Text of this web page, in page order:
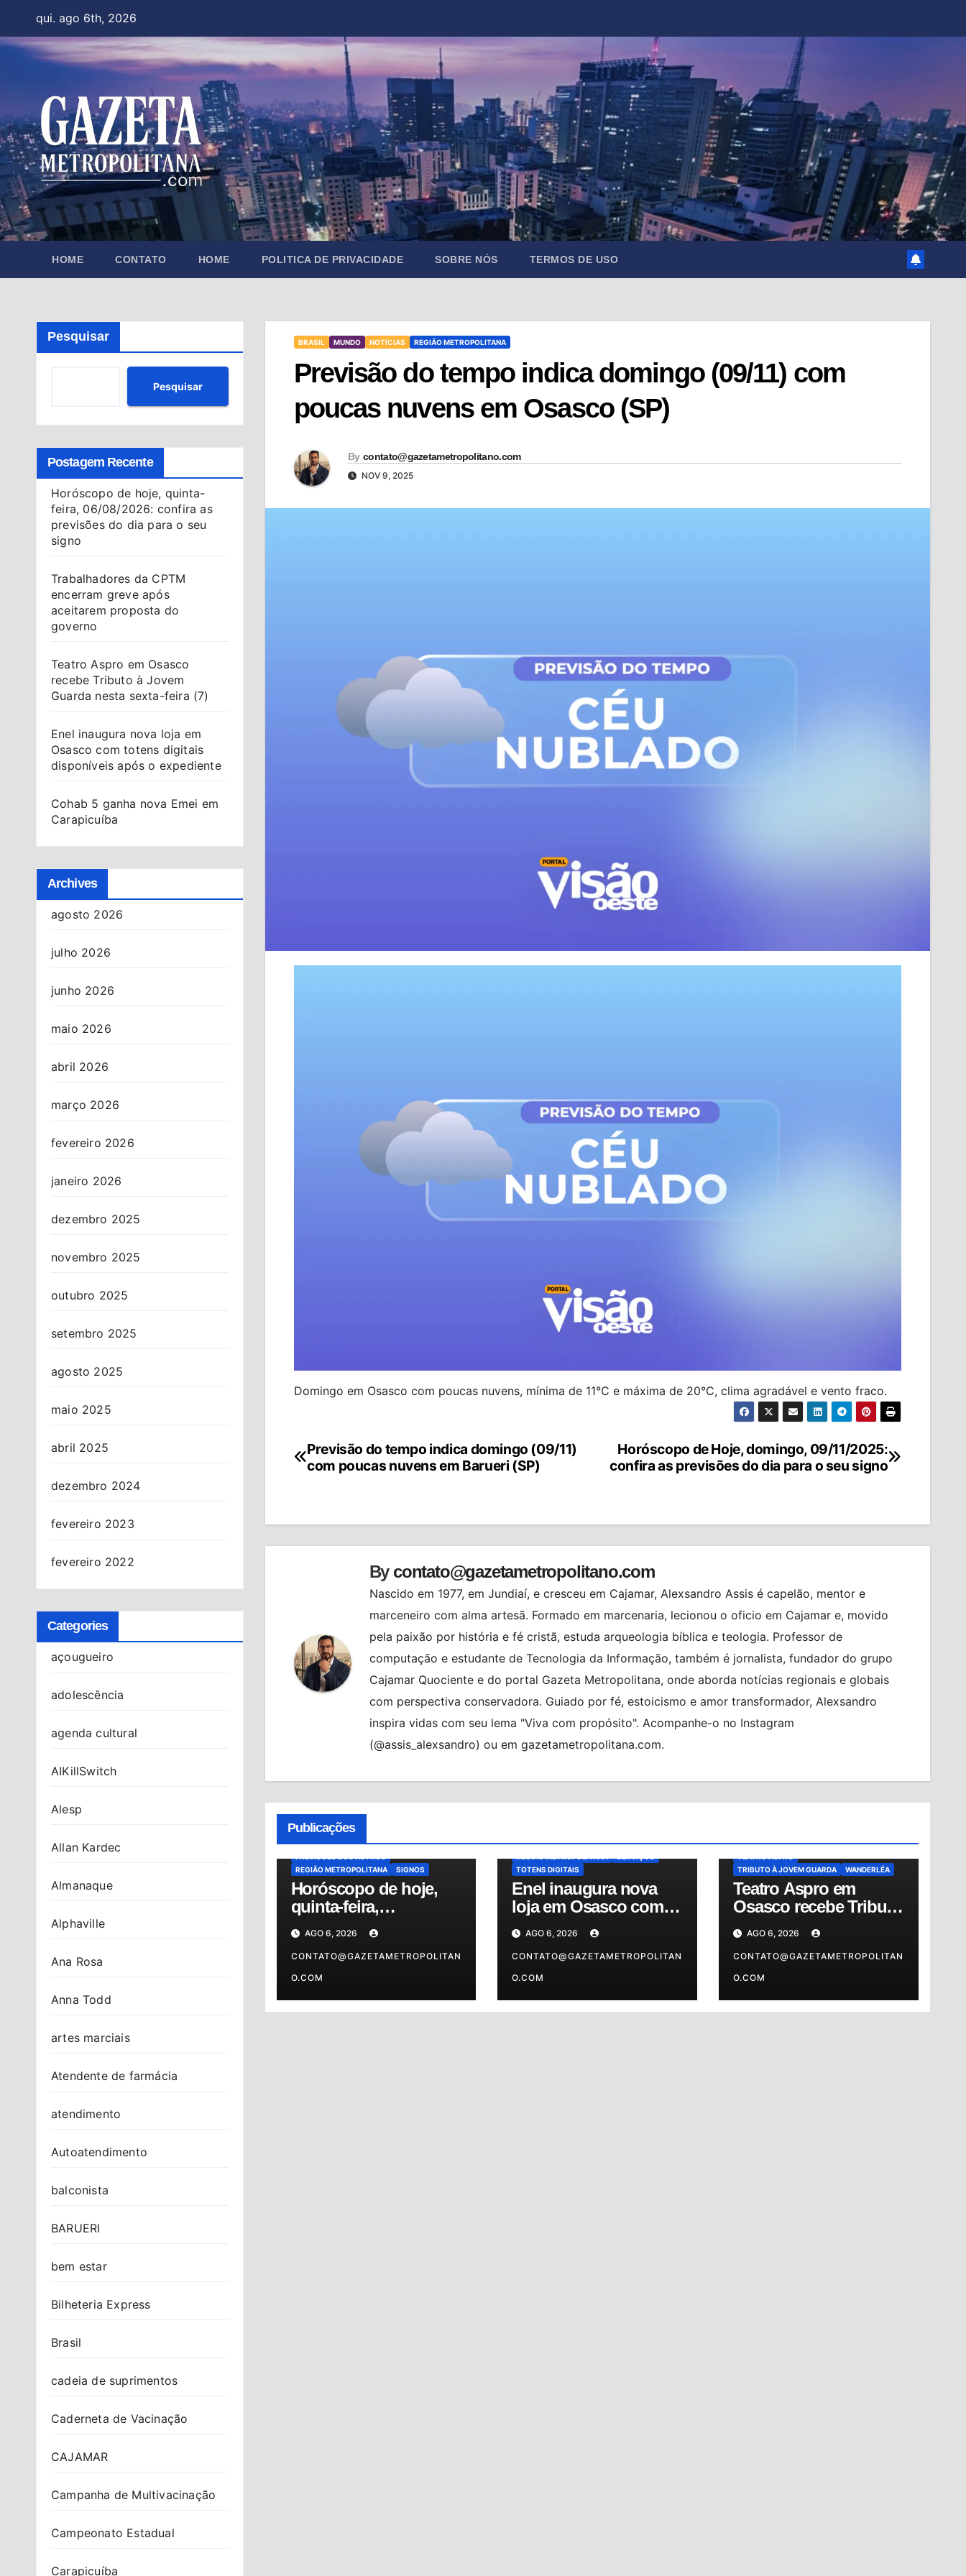
content
qui. ago 6th, 2026
HOME CONTATO HOME POLITICA DE PRIVACIDADE SOBRE NÓS TERMOS DE USO
Pesquisar
Pesquisar
Postagem Recente
Horóscopo de hoje, quinta-
feira, 06/08/2026: confira as
previsões do dia para o seu
signo
Trabalhadores da CPTM
encerram greve após
aceitarem proposta do
governo
Teatro Aspro em Osasco
recebe Tributo à Jovem
Guarda nesta sexta-feira (7)
Enel inaugura nova loja em
Osasco com totens digitais
disponíveis após o expediente
Cohab 5 ganha nova Emei em
Carapicuíba
Archives
agosto 2026
julho 2026
junho 2026
maio 2026
abril 2026
março 2026
fevereiro 2026
janeiro 2026
dezembro 2025
novembro 2025
outubro 2025
setembro 2025
agosto 2025
maio 2025
abril 2025
dezembro 2024
fevereiro 2023
fevereiro 2022
Categories
açougueiro
adolescência
agenda cultural
AIKillSwitch
Alesp
Allan Kardec
Almanaque
Alphaville
Ana Rosa
Anna Todd
artes marciais
Atendente de farmácia
atendimento
Autoatendimento
balconista
BARUERI
bem estar
Bilheteria Express
Brasil
cadeia de suprimentos
Caderneta de Vacinação
CAJAMAR
Campanha de Multivacinação
Campeonato Estadual
Carapicuíba
BRASIL MUNDO NOTÍCIAS REGIÃO METROPOLITANA
Previsão do tempo indica domingo (09/11) com
poucas nuvens em Osasco (SP)
By contato@gazetametropolitano.com
NOV 9, 2025
Domingo em Osasco com poucas nuvens, mínima de 11°C e máxima de 20°C, clima agradável e vento fraco.
Navegação
Horóscopo de Hoje, domingo, 09/11/2025:
confira as previsões do dia para o seu signo
Previsão do tempo indica domingo (09/11)
com poucas nuvens em Barueri (SP)
By contato@gazetametropolitano.com
Nascido em 1977, em Jundiaí, e cresceu em Cajamar, Alexsandro Assis é capelão, mentor e
marceneiro com alma artesã. Formado em marcenaria, lecionou o oficio em Cajamar e, movido
pela paixão por história e fé cristã, estuda arqueologia bíblica e teologia. Professor de
computação e estudante de Tecnologia da Informação, também é jornalista, fundador do grupo
Cajamar Quociente e do portal Gazeta Metropolitana, onde aborda notícias regionais e globais
com perspectiva conservadora. Guiado por fé, estoicismo e amor transformador, Alexsandro
inspira vidas com seu lema "Viva com propósito". Acompanhe-o no Instagram
(@assis_alexsandro) ou em gazetametropolitana.com.
Publicações
ALMANAQUE BRASIL
HORÓSCOPO
HORÓSCOPO DO DIA
OSASCO
PREVISÕES
REGIÃO METROPOLITANA
SIGNOS
Horóscopo de hoje,
quinta-feira,
06/08/2026: confira as
previsões do dia para
o seu signo
AGO 6, 2026
CONTATO@GAZETAMETROPOLITAN
O.COM
BRASIL
CIDADES CONTA DE LUZ
ENEL
OSASCO
OSASCO PLAZA SHOPPING
TOTENS DIGITAIS
Enel inaugura nova
loja em Osasco com
totens digitais
disponíveis após o
expediente
AGO 6, 2026
CONTATO@GAZETAMETROPOLITAN
O.COM
CULTURA
ERASMO CARLOS
IÊ IÊ IÊ
ROBERTO CARLOS
SHOW
TRIBUTO À JOVEM GUARDA
WANDERLÉA
Teatro Aspro em
Osasco recebe Tributo
à Jovem Guarda nesta
sexta-feira (7)
AGO 6, 2026
CONTATO@GAZETAMETROPOLITAN
O.COM